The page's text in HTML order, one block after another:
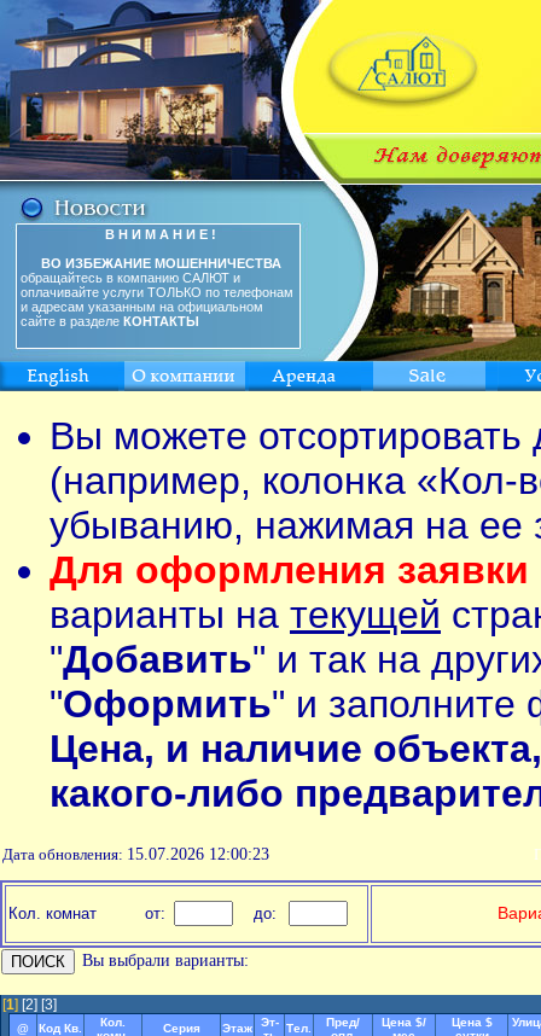
В Н И М А Н И Е !
ВО ИЗБЕЖАНИЕ МОШЕННИЧЕСТВА
обращайтесь в компанию САЛЮТ и
оплачивайте услуги ТОЛЬКО по телефонам
и адресам указанным на официальном
сайте в разделе КОНТАКТЫ
Вы можете
(например, колонка «Кол-
убыванию, нажимая на ее
Для оформления заявки
варианты на текущей
"Добавить" и так на
"Оформить" и заполните
Цена, и наличие
какого-либо
Дата обновления: 15.07.2026 12:00:23
Кол. комнат от: до:
Вы выбрали варианты:
[1] [2] [3]
@ Код Кв.
Кол.
Серия Этаж
Эт- Тел.
Пред/
Цена $/
Цена $